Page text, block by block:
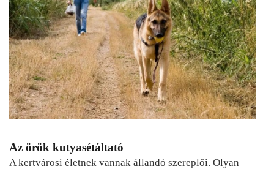
Az örök kutyasétáltató
A kertvárosi életnek vannak állandó szereplői. Olyan